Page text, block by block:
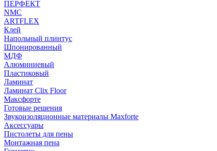
ПЕРФЕКТ
NMC
ARTFLEX
Клей
Напольный плинтус
Шпонированный
МДФ
Алюминиевый
Пластиковый
Ламинат
Ламинат Clix Floor
Максфорте
Готовые решения
Звукоизоляционные материалы Maxforte
Аксессуары
Пистолеты для пены
Монтажная пена